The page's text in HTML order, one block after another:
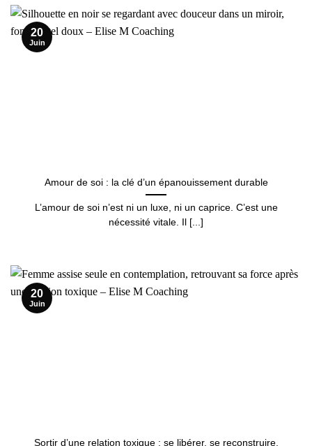
Amour de soi : la clé d’un épanouissement durable
L’amour de soi n’est ni un luxe, ni un caprice. C’est une
nécessité vitale. Il [...]
20
Juin
Sortir d’une relation toxique : se libérer, se reconstruire,
20
Juin